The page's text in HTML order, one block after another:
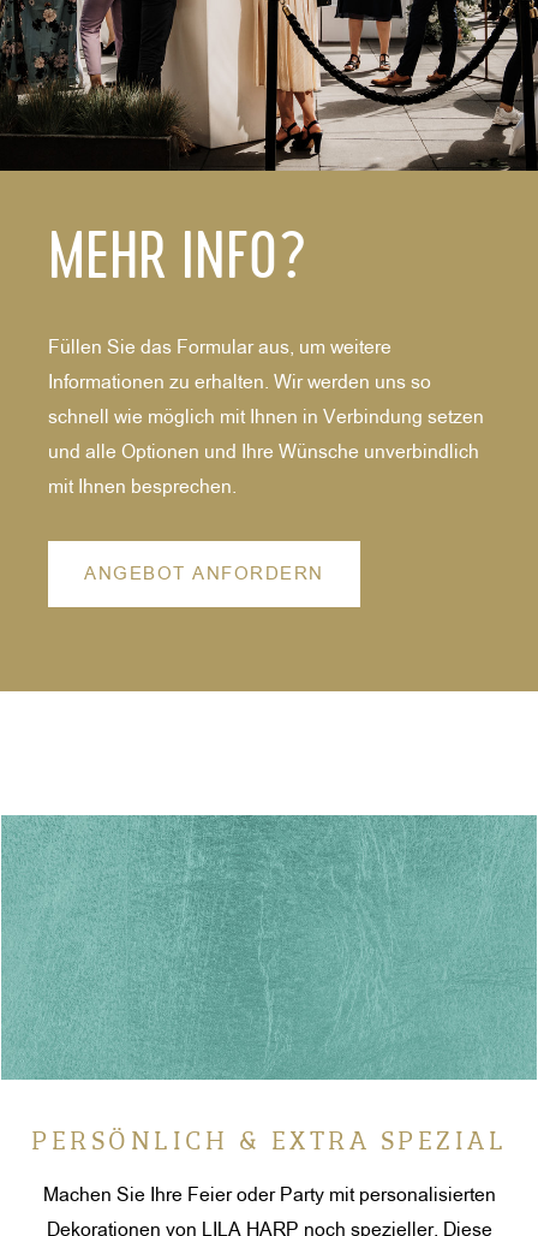
MEHR INFO?
Füllen Sie das Formular aus, um weitere
Informationen zu erhalten. Wir werden uns so
schnell wie möglich mit Ihnen in Verbindung setzen
und alle Optionen und Ihre Wünsche unverbindlich
mit Ihnen besprechen.
ANGEBOT ANFORDERN
PERSÖNLICH & EXTRA SPEZIAL
Machen Sie Ihre Feier oder Party mit personalisierten